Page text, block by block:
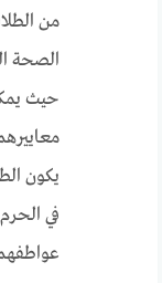
من
الصحة
حيث
يكون
في